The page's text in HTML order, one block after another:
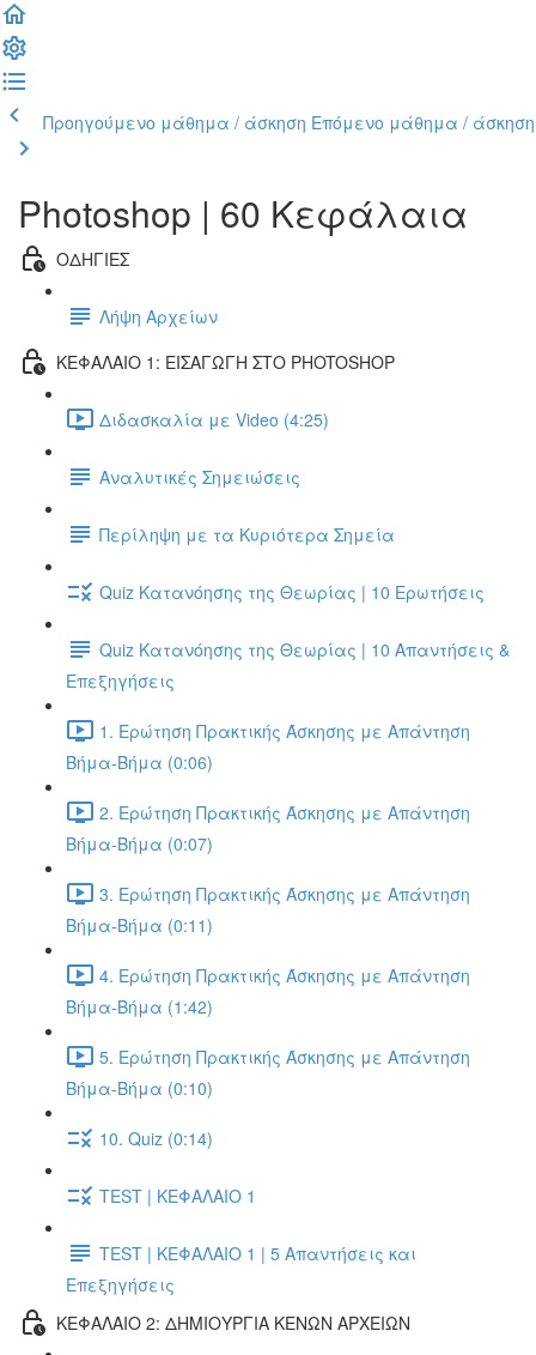
Προηγούμενο μάθημα / άσκηση Επόμενο μάθημα / άσκηση
Photoshop | 60 Κεφάλαια
ΟΔΗΓΙΕΣ
Λήψη Αρχείων
ΚΕΦΑΛΑΙΟ 1: ΕΙΣΑΓΩΓΗ ΣΤΟ PHOTOSHOP
Διδασκαλία με Video (4:25)
Αναλυτικές Σημειώσεις
Περίληψη με τα Κυριότερα Σημεία
Quiz Κατανόησης της Θεωρίας | 10 Ερωτήσεις
Quiz Κατανόησης της Θεωρίας | 10 Απαντήσεις &
Επεξηγήσεις
1. Ερώτηση Πρακτικής Άσκησης με Απάντηση
Βήμα-Βήμα (0:06)
2. Ερώτηση Πρακτικής Άσκησης με Απάντηση
Βήμα-Βήμα (0:07)
3. Ερώτηση Πρακτικής Άσκησης με Απάντηση
Βήμα-Βήμα (0:11)
4. Ερώτηση Πρακτικής Άσκησης με Απάντηση
Βήμα-Βήμα (1:42)
5. Ερώτηση Πρακτικής Άσκησης με Απάντηση
Βήμα-Βήμα (0:10)
10. Quiz (0:14)
TEST | ΚΕΦΑΛΑΙΟ 1
TEST | ΚΕΦΑΛΑΙΟ 1 | 5 Απαντήσεις και
Επεξηγήσεις
ΚΕΦΑΛΑΙΟ 2: ΔΗΜΙΟΥΡΓΙΑ ΚΕΝΩΝ ΑΡΧΕΙΩΝ